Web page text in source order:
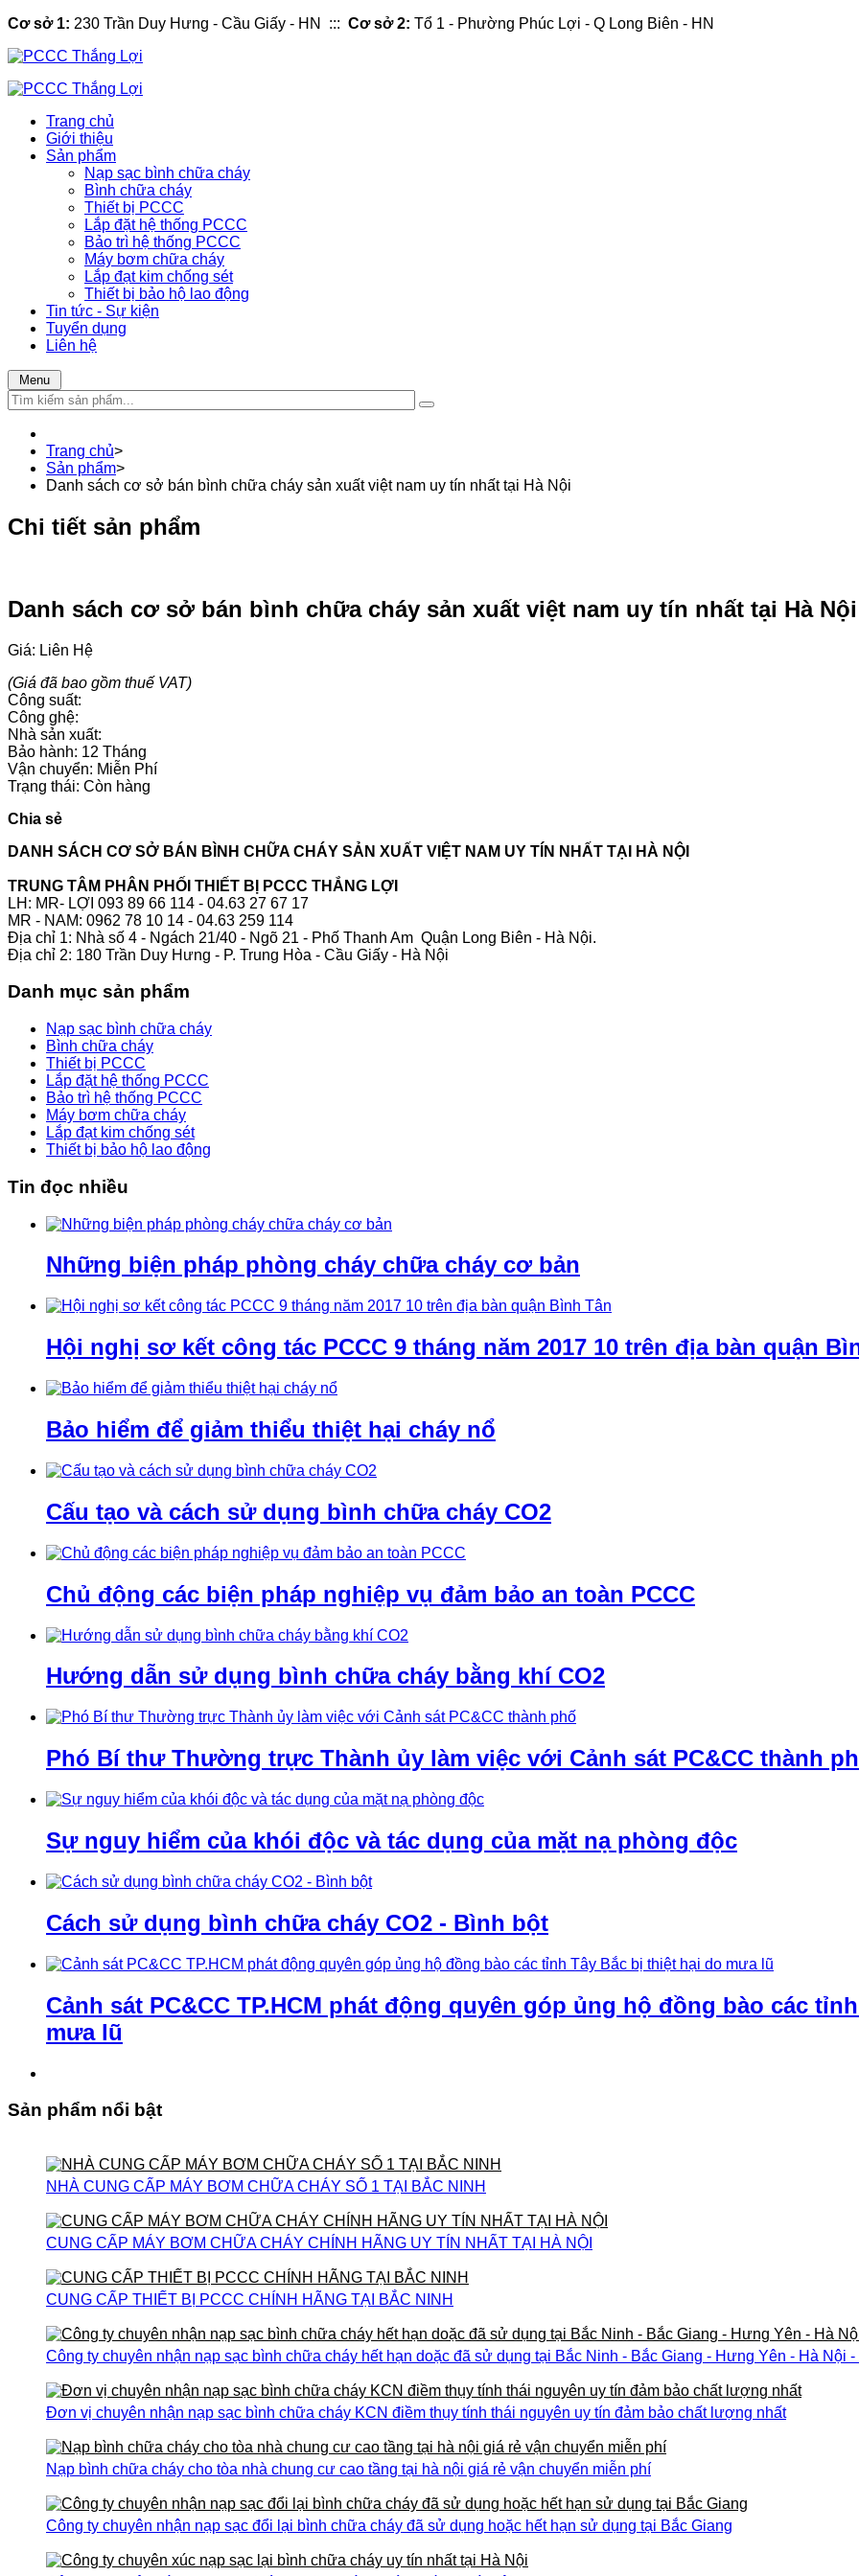
Cơ sở 1: 230 Trần Duy Hưng - Cầu Giấy - HN ::: Cơ sở 2: Tổ 1 - Phường Phúc Lợi - Q Long Biên - HN
Trang chủ
Giới thiệu
Sản phẩm
Nạp sạc bình chữa cháy
Bình chữa cháy
Thiết bị PCCC
Lắp đặt hệ thống PCCC
Bảo trì hệ thống PCCC
Máy bơm chữa cháy
Lắp đạt kim chống sét
Thiết bị bảo hộ lao động
Tin tức - Sự kiện
Tuyển dụng
Liên hệ
Menu
Trang chủ>
Sản phẩm>
Danh sách cơ sở bán bình chữa cháy sản xuất việt nam uy tín nhất tại Hà Nội
Chi tiết sản phẩm
Danh sách cơ sở bán bình chữa cháy sản xuất việt nam uy tín nhất tại Hà Nội
Giá: Liên Hệ
(Giá đã bao gồm thuế VAT)
Công suất:
Công ghệ:
Nhà sản xuất:
Bảo hành: 12 Tháng
Vận chuyển: Miễn Phí
Trạng thái: Còn hàng
Chia sẻ
DANH SÁCH CƠ SỞ BÁN BÌNH CHỮA CHÁY SẢN XUẤT VIỆT NAM UY TÍN NHẤT TẠI HÀ NỘI
TRUNG TÂM PHÂN PHỐI THIẾT BỊ PCCC THẮNG LỢI
LH: MR- LỢI 093 89 66 114 - 04.63 27 67 17
MR - NAM: 0962 78 10 14 - 04.63 259 114
Địa chỉ 1: Nhà số 4 - Ngách 21/40 - Ngõ 21 - Phố Thanh Am Quận Long Biên - Hà Nội.
Địa chỉ 2: 180 Trần Duy Hưng - P. Trung Hòa - Cầu Giấy - Hà Nội
Danh mục sản phẩm
Nạp sạc bình chữa cháy
Bình chữa cháy
Thiết bị PCCC
Lắp đặt hệ thống PCCC
Bảo trì hệ thống PCCC
Máy bơm chữa cháy
Lắp đạt kim chống sét
Thiết bị bảo hộ lao động
Tin đọc nhiều
Những biện pháp phòng cháy chữa cháy cơ bản
Hội nghị sơ kết công tác PCCC 9 tháng năm 2017 10 trên địa bàn quận
Bảo hiểm để giảm thiểu thiệt hại cháy nổ
Cấu tạo và cách sử dụng bình chữa cháy CO2
Chủ động các biện pháp nghiệp vụ đảm bảo an toàn PCCC
Hướng dẫn sử dụng bình chữa cháy bằng khí CO2
Phó Bí thư Thường trực Thành ủy làm việc với Cảnh sát PC&CC thành
Sự nguy hiểm của khói độc và tác dụng của mặt nạ phòng độc
Cách sử dụng bình chữa cháy CO2 - Bình bột
Cảnh sát PC&CC TP.HCM phát động quyên góp ủng hộ đồng bào các
mưa lũ
Sản phẩm nổi bật
NHÀ CUNG CẤP MÁY BƠM CHỮA CHÁY SỐ 1 TẠI BẮC NINH
CUNG CẤP MÁY BƠM CHỮA CHÁY CHÍNH HÃNG UY TÍN NHẤT TẠI HÀ NỘI
CUNG CẤP THIẾT BỊ PCCC CHÍNH HÃNG TẠI BẮC NINH
Công ty chuyên nhận nạp sạc bình chữa cháy hết hạn doặc đã sử dụng tại Bắc Ninh - Bắc Giang - Hưng Yên - Hà Nội
Đơn vị chuyên nhận nạp sạc bình chữa cháy KCN điềm thụy tính thái nguyên uy tín đảm bảo chất lượng nhất
Nạp bình chữa cháy cho tòa nhà chung cư cao tầng tại hà nội giá rẻ vận chuyển miễn phí
Công ty chuyên nhận nạp sạc đổi lại bình chữa cháy đã sử dụng hoặc hết hạn sử dụng tại Bắc Giang